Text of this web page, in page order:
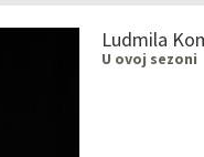
Ludmila
U ovoj sezoni